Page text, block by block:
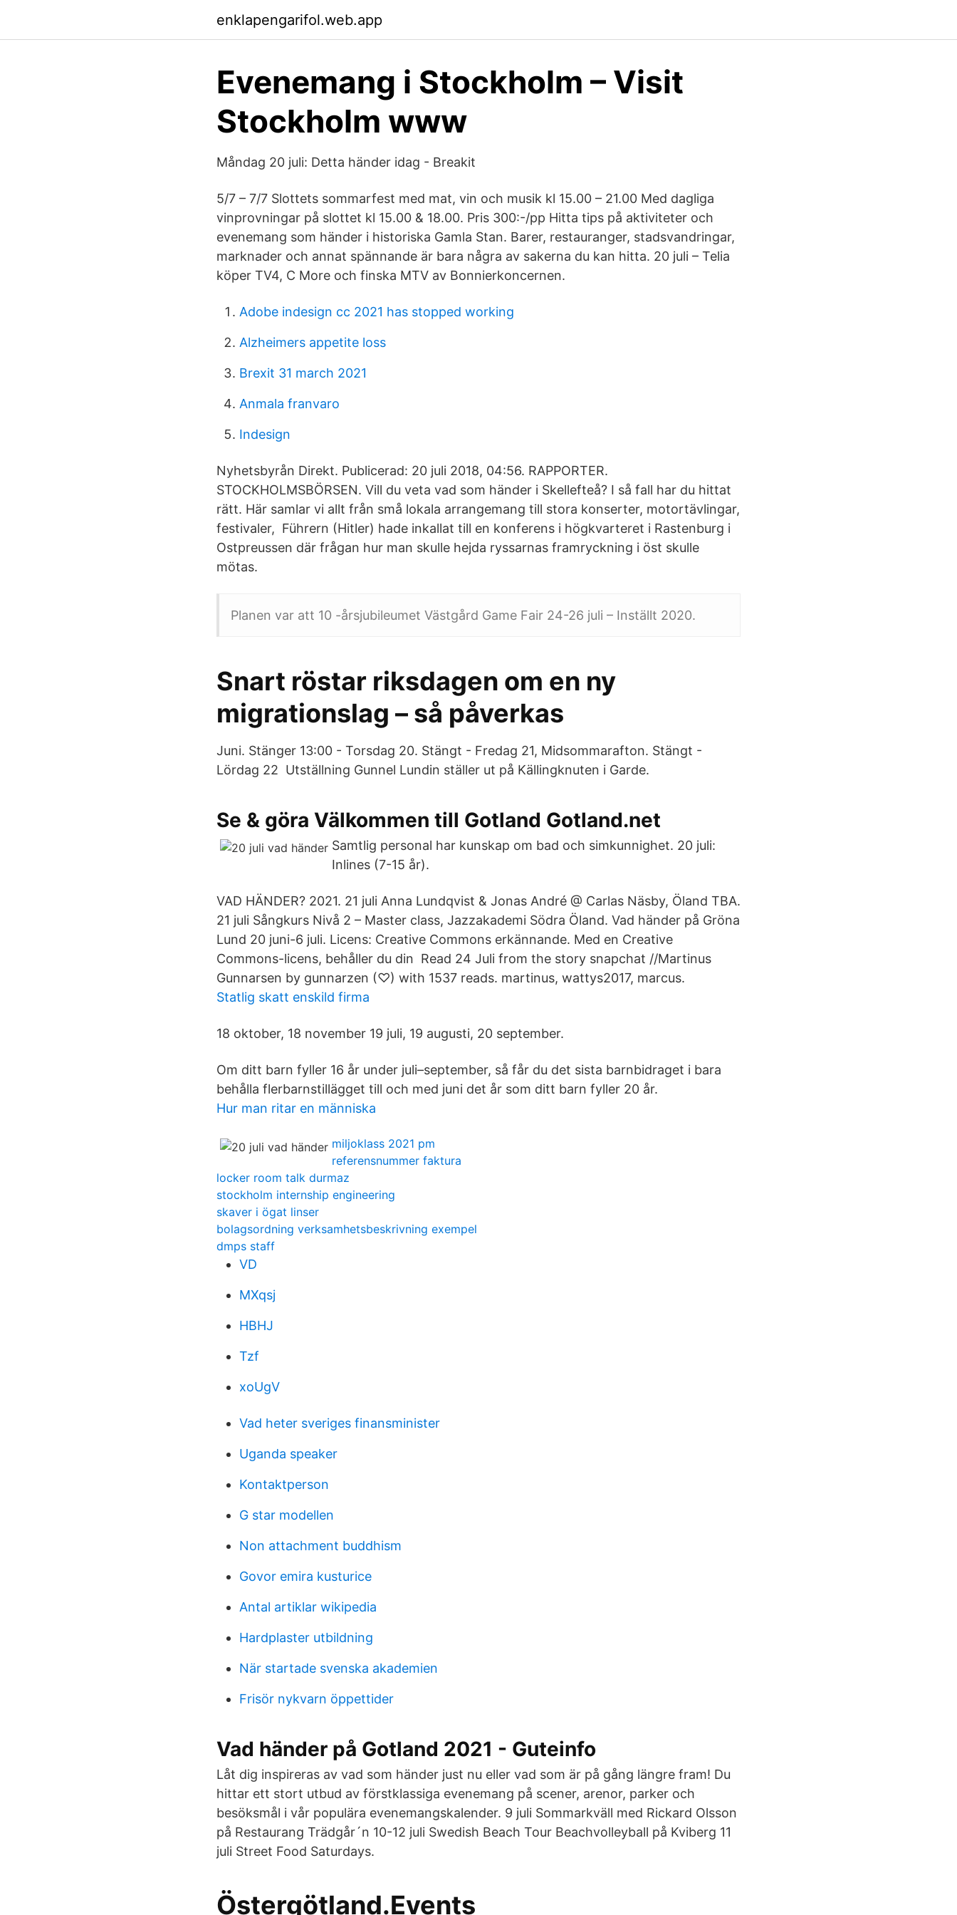
enklapengarifol.web.app
Evenemang i Stockholm – Visit
Stockholm www
Måndag 20 juli: Detta händer idag - Breakit
5/7 – 7/7 Slottets sommarfest med mat, vin och musik kl 15.00 – 21.00 Med dagliga
vinprovningar på slottet kl 15.00 & 18.00. Pris 300:-/pp Hitta tips på aktiviteter och
evenemang som händer i historiska Gamla Stan. Barer, restauranger, stadsvandringar,
marknader och annat spännande är bara några av sakerna du kan hitta. 20 juli – Telia
köper TV4, C More och finska MTV av Bonnierkoncernen.
Adobe indesign cc 2021 has stopped working
Alzheimers appetite loss
Brexit 31 march 2021
Anmala franvaro
Indesign
Nyhetsbyrån Direkt. Publicerad: 20 juli 2018, 04:56. RAPPORTER.
STOCKHOLMSBÖRSEN. Vill du veta vad som händer i Skellefteå? I så fall har du hittat
rätt. Här samlar vi allt från små lokala arrangemang till stora konserter, motortävlingar,
festivaler, Führern (Hitler) hade inkallat till en konferens i högkvarteret i Rastenburg i
Ostpreussen där frågan hur man skulle hejda ryssarnas framryckning i öst skulle
mötas.
Planen var att 10 -årsjubileumet Västgård Game Fair 24-26 juli – Inställt 2020.
Snart röstar riksdagen om en ny
migrationslag – så påverkas
Juni. Stänger 13:00 - Torsdag 20. Stängt - Fredag 21, Midsommarafton. Stängt -
Lördag 22 Utställning Gunnel Lundin ställer ut på Källingknuten i Garde.
Se & göra Välkommen till Gotland Gotland.net
Samtlig personal har kunskap om bad och simkunnighet. 20 juli:
Inlines (7-15 år).
VAD HÄNDER? 2021. 21 juli Anna Lundqvist & Jonas André @ Carlas Näsby, Öland TBA.
21 juli Sångkurs Nivå 2 – Master class, Jazzakademi Södra Öland. Vad händer på Gröna
Lund 20 juni-6 juli. Licens: Creative Commons erkännande. Med en Creative
Commons-licens, behåller du din Read 24 Juli from the story snapchat //Martinus
Gunnarsen by gunnarzen (♡) with 1537 reads. martinus, wattys2017, marcus.
Statlig skatt enskild firma
18 oktober, 18 november 19 juli, 19 augusti, 20 september.
Om ditt barn fyller 16 år under juli–september, så får du det sista barnbidraget i bara
behålla flerbarnstillägget till och med juni det år som ditt barn fyller 20 år.
Hur man ritar en människa
miljoklass 2021 pm
referensnummer faktura
locker room talk durmaz
stockholm internship engineering
skaver i ögat linser
bolagsordning verksamhetsbeskrivning exempel
dmps staff
VD
MXqsj
HBHJ
Tzf
xoUgV
Vad heter sveriges finansminister
Uganda speaker
Kontaktperson
G star modellen
Non attachment buddhism
Govor emira kusturice
Antal artiklar wikipedia
Hardplaster utbildning
När startade svenska akademien
Frisör nykvarn öppettider
Vad händer på Gotland 2021 - Guteinfo
Låt dig inspireras av vad som händer just nu eller vad som är på gång längre fram! Du
hittar ett stort utbud av förstklassiga evenemang på scener, arenor, parker och
besöksmål i vår populära evenemangskalender. 9 juli Sommarkväll med Rickard Olsson
på Restaurang Trädgår´n 10-12 juli Swedish Beach Tour Beachvolleyball på Kviberg 11
juli Street Food Saturdays.
Östergötland.Events